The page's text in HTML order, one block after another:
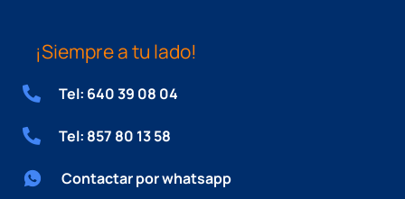
¡Siempre a tu lado!
Tel: 640 39 08 04
Tel: 857 80 13 58
Contactar por whatsapp